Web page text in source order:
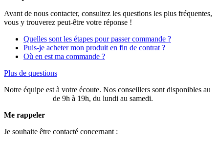
Avant de nous contacter, consultez les questions les plus fréquentes,
vous y trouverez peut-être votre réponse !
Quelles sont les étapes pour passer commande ?
Puis-je acheter mon produit en fin de contrat ?
Où en est ma commande ?
Plus de questions
Notre équipe est à votre écoute. Nos conseillers sont disponibles au
de 9h à 19h, du lundi au samedi.
Me rappeler
Je souhaite être contacté concernant :